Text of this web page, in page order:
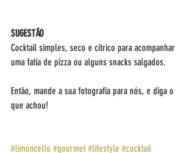
SUGESTÃO
Cocktail simples, seco e cítrico para acompanhar
uma fatia de pizza ou alguns snacks salgados.
Então, mande a sua fotografia para nós, e diga o
que achou!
#limoncello #gourmet #lifestyle #cocktail